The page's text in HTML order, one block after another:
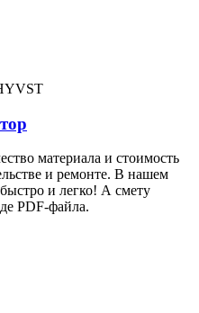
материала и стоимость
и ремонте. В нашем
и легко! А смету
PDF-файла.